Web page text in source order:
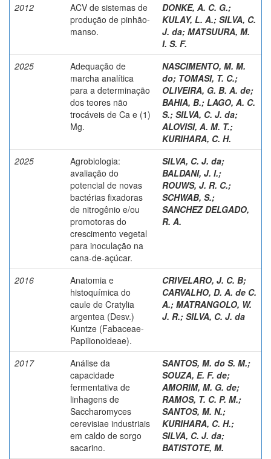
2012
ACV de sistemas de
produção de pinhão-
manso.
DONKE, A. C. G.;
KULAY, L. A.; SILVA, C.
J. da; MATSUURA, M.
I. S. F.
2025
Adequação de
marcha analítica
para a determinação
dos teores não
trocáveis de Ca e (1)
Mg.
NASCIMENTO, M. M.
do; TOMASI, T. C.;
OLIVEIRA, G. B. A. de;
BAHIA, B.; LAGO, A. C.
S.; SILVA, C. J. da;
ALOVISI, A. M. T.;
KURIHARA, C. H.
2025
Agrobiologia:
avaliação do
potencial de novas
bactérias fixadoras
de nitrogênio e/ou
promotoras do
crescimento vegetal
para inoculação na
cana-de-açúcar.
SILVA, C. J. da;
BALDANI, J. I.;
ROUWS, J. R. C.;
SCHWAB, S.;
SANCHEZ DELGADO,
R. A.
2016
Anatomia e
histoquímica do
caule de Cratylia
argentea (Desv.)
Kuntze (Fabaceae-
Papilionoideae).
CRIVELARO, J. C. B;
CARVALHO, D. A. de C.
A.; MATRANGOLO, W.
J. R.; SILVA, C. J. da
2017
Análise da
capacidade
fermentativa de
linhagens de
Saccharomyces
cerevisiae industriais
em caldo de sorgo
sacarino.
SANTOS, M. do S. M.;
SOUZA, E. F. de;
AMORIM, M. G. de;
RAMOS, T. C. P. M.;
SANTOS, M. N.;
KURIHARA, C. H.;
SILVA, C. J. da;
BATISTOTE, M.